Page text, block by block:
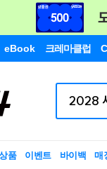
eBook 크레마클럽
품 이벤트 바이백 매